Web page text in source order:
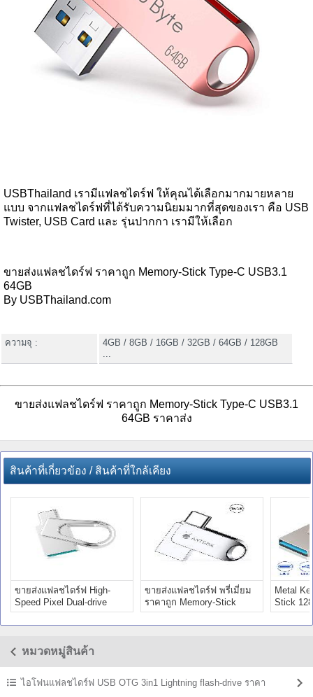
USBThailand เรามีแฟลชไดร์ฟ ให้คุณได้เลือกมากมายหลาย
แบบ จากแฟลชไดร์ฟที่ได้รับความนิยมมากที่สุดของเรา คือ USB
Twister, USB Card และ รุ่นปากกา เรามีให้เลือก
ขายส่งแฟลชไดร์ฟ ราคาถูก Memory-Stick Type-C USB3.1
64GB
By USBThailand.com
ความจุ :
4GB / 8GB / 16GB / 32GB / 64GB / 128GB
...
ขายส่งแฟลชไดร์ฟ ราคาถูก Memory-Stick Type-C USB3.1
64GB ราคาส่ง
สินค้าที่เกี่ยวข้อง / สินค้าที่ใกล้เคียง
ขายส่งแฟลชไดร์ฟ High-
Speed Pixel Dual-drive
64GB Premium
ขายส่งแฟลชไดร์ฟ พรี่เมี่ยม
ราคาถูก Memory-Stick
USB-Type-C
Metal
Stick
ถูก พรี่เมี่
หมวดหมู่สินค้า
ไอโฟนแฟลชไดร์ฟ USB OTG 3in1 Lightning flash-drive ราคา